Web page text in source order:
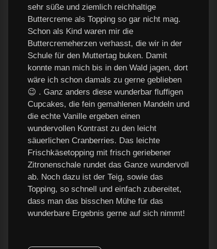
sehr süße und ziemlich reichhaltige
Buttercreme als Topping so gar nicht mag.
Schon als Kind waren mir die
Buttercremeherzen verhasst, die wir in der
Schule für den Muttertag buken. Damit
konnte man mich bis in den Wald jagen, dort
wäre ich schon damals zu gerne geblieben
😉 . Ganz anders diese wunderbar fluffigen
Cupcakes, die fein gemahlenen Mandeln und
die echte Vanille ergeben einen
wundervollen Kontrast zu den leicht
säuerlichen Cranberries. Das leichte
Frischkäsetopping mit frisch geriebener
Zitronenschale rundet das Ganze wundervoll
ab. Noch dazu ist der Teig, sowie das
Topping, so schnell und einfach zubereitet,
dass man das bisschen Mühe für das
wunderbare Ergebnis gerne auf sich nimmt!